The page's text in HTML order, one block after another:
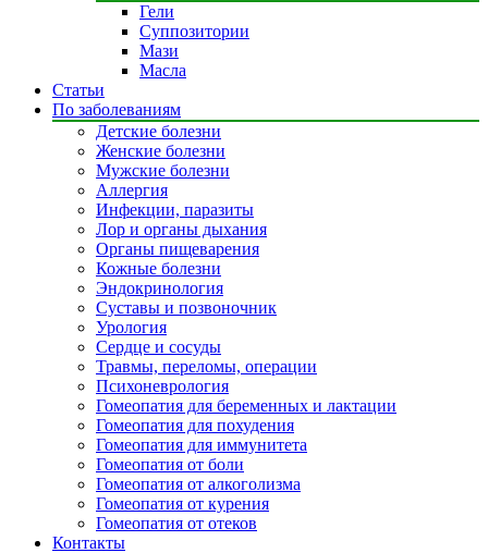
Гели
Суппозитории
Мази
Масла
Статьи
По заболеваниям
Детские болезни
Женские болезни
Мужские болезни
Аллергия
Инфекции, паразиты
Лор и органы дыхания
Органы пищеварения
Кожные болезни
Эндокринология
Суставы и позвоночник
Урология
Сердце и сосуды
Травмы, переломы, операции
Психоневрология
Гомеопатия для беременных и лактации
Гомеопатия для похудения
Гомеопатия для иммунитета
Гомеопатия от боли
Гомеопатия от алкоголизма
Гомеопатия от курения
Гомеопатия от отеков
Контакты